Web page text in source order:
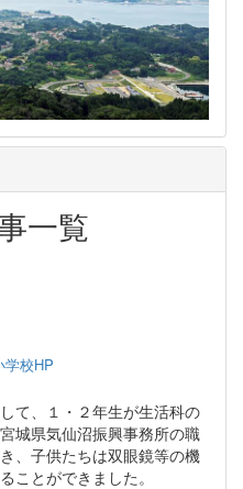
一覧
学校HP
て、１・２年生が生活科の
城県気仙沼振興事務所の職
、子供たちは双眼鏡等の機
ことができました。